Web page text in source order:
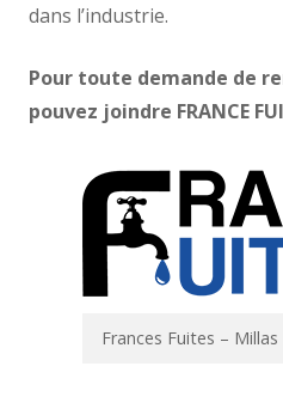
dans l’industrie.
Pour toute demande de
pouvez joindre FRANCE
Frances Fuites –